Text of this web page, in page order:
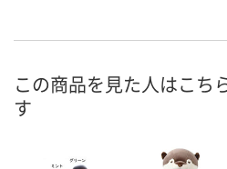
この商品を見た人はこち
す